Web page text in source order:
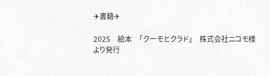
✈書籍✈
2025 絵本 「クーモとクラド」 株式会社ニコモ様
より発行